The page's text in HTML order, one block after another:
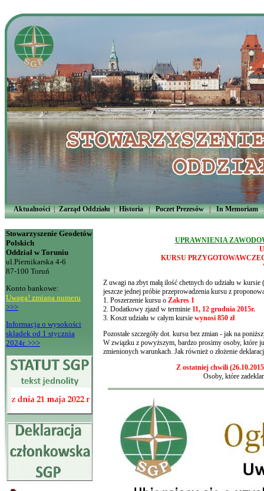
Aktualności|Zarząd Oddziału|Historia | Poczet Prezesów | In Memoriam
Stowarzyszenie Geodetów
Polskich
Oddział w Toruniu
ul.Piernikarska 4-6
87-100 Toruń
Konto bankowe:
Uwaga! zmiana numeru
>>>
Informacja o wysokości
składek od 1 stycznia
2024r. >>>
UPRAWNIENIA
KURSU
Z uwagi na zbyt małą ilość chetnych do udziału w
jeszcze jednej próbie przeprowadzenia kursu z
1. Poszerzenie kursu o Zakres 1
2. Dodatkowy zjazd w terminie 11, 12 grudnia 2015r.
3. Koszt udziału w całym kursie wynosi 850 zł
Pozostałe szczegóły dot. kursu bez zmian - jak na
W związku z powyższym, bardzo prosimy osoby, które
zmienionych warunkach. Jak również o złożenie
Z ostatniej chwili
Osoby, które